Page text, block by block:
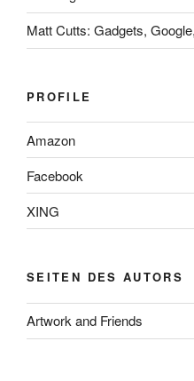
Matt Cutts: Gadgets,
PROFILE
Amazon
Facebook
XING
SEITEN DES AUTORS
Artwork and Friends